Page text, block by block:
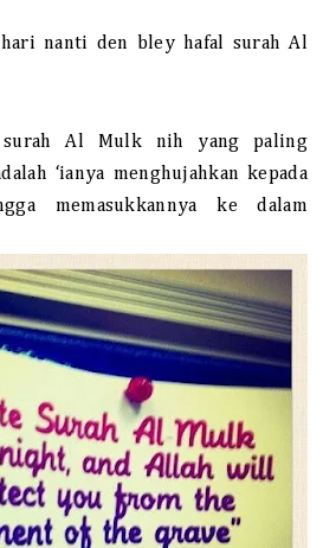
hari nanti den bley hafal surah Al
surah Al Mulk nih yang paling
‘ianya menghujahkan kepada
memasukkannya ke dalam